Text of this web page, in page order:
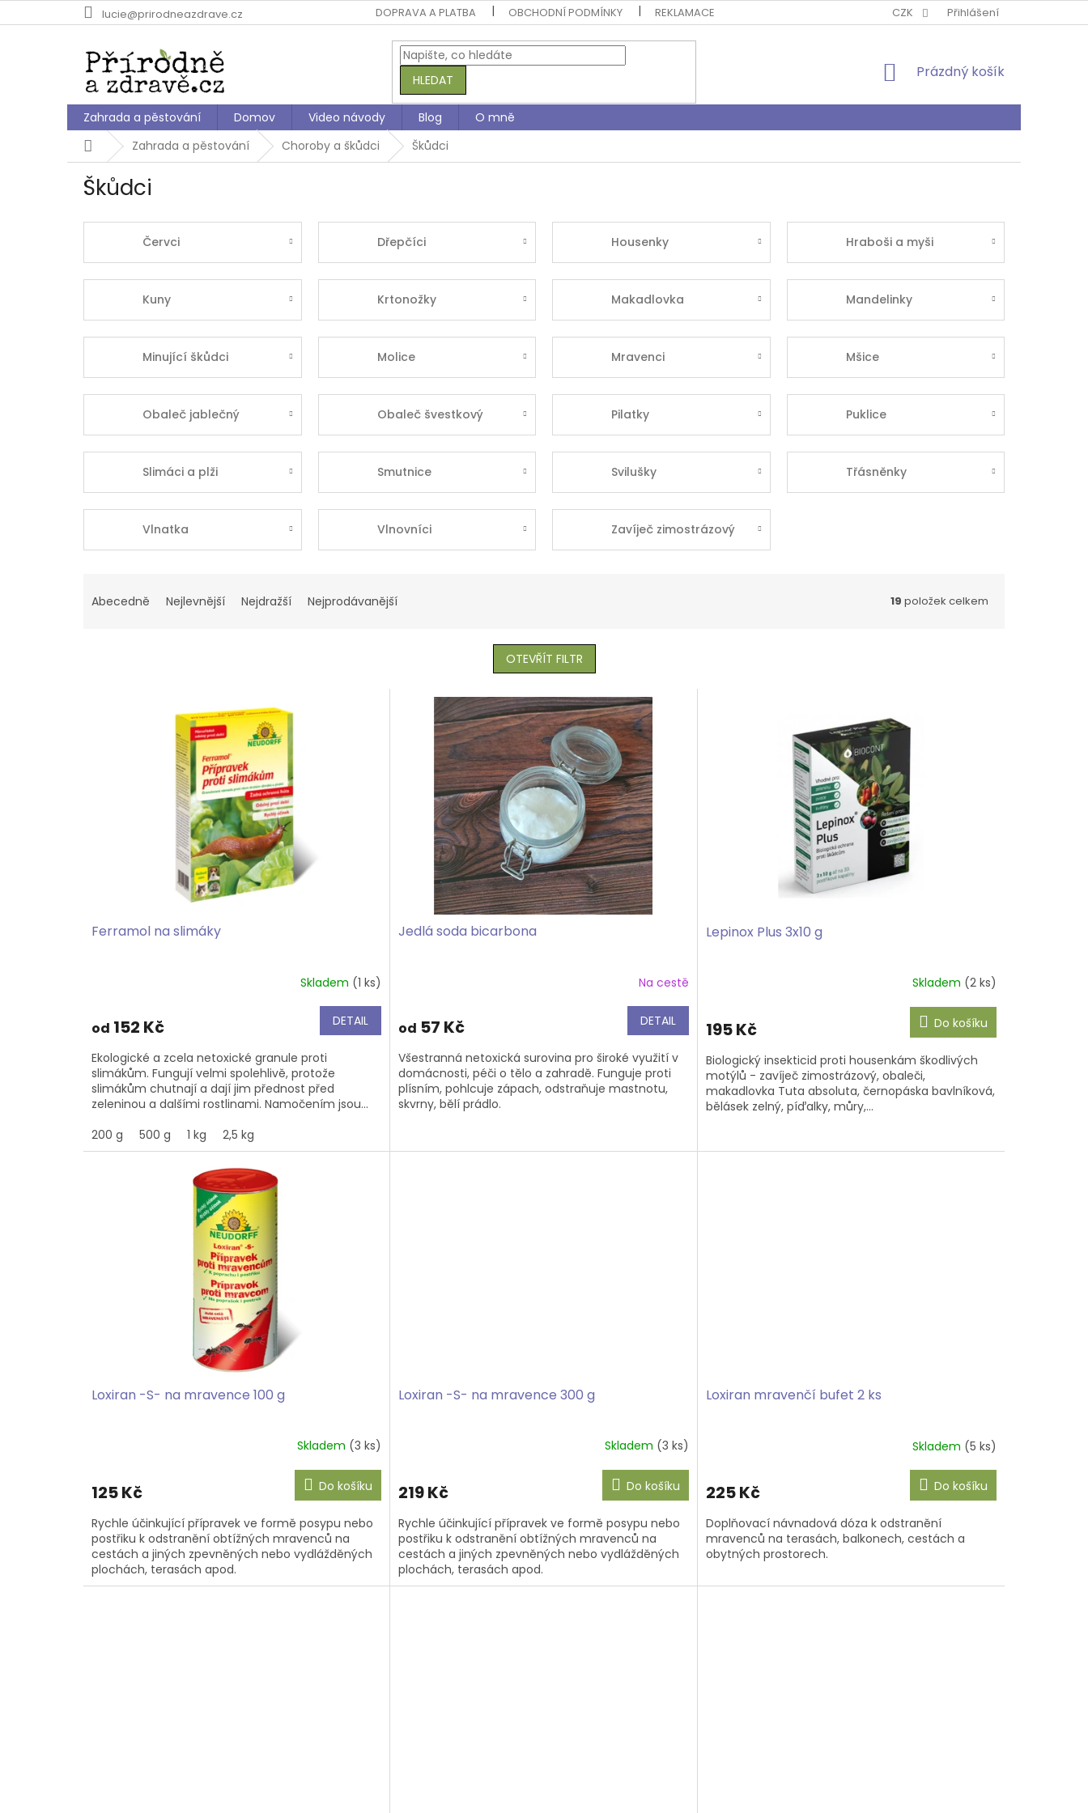
na
lucie@prirodneazdrave.cz DOPRAVA A PLATBA OBCHODNÍ PODMÍNKY REKLAMACE PODMÍNKY OCHRANY OSOBNÍCH ÚDAJŮ O MNĚ
CZK Přihlášení
HLEDAT
NÁKUPNÍ
Prázdný košík
Zahrada a pěstování Domov Video návody Blog
O mně
DomůZahrada a pěstování Choroby a škůdci Škůdci
Škůdci
Červci Dřepčíci Housenky Hraboši a myši
Kuny Krtonožky Makadlovka Mandelinky
Minující škůdci Molice Mravenci Mšice
Obaleč jablečný Obaleč švestkový Pilatky Puklice
Slimáci a plži Smutnice Svilušky Třásněnky
Vlnatka Vlnovníci Zavíječ zimostrázový
aAbecedně Nejlevnější Nejdražší Nejprodávanější 19 položek celkem
OTEVŘÍT FILTR
Ferramol na slimáky
Skladem (1 ks)
od 152 Kč DETAIL
Ekologické a zcela netoxické granule proti
slimákům. Fungují velmi spolehlivě, protože
slimákům chutnají a dají jim přednost před
zeleninou a dalšími rostlinami. Namočením jsou...
200 g
500 g 1 kg 2,5 kg
Jedlá soda bicarbona
Na cestě
od 57 Kč DETAIL
Všestranná netoxická surovina pro široké využití v
domácnosti, péči o tělo a zahradě. Funguje proti
plísním, pohlcuje zápach, odstraňuje mastnotu,
skvrny, bělí prádlo.
Lepinox Plus 3x10 g
Skladem (2 ks)
195 Kč Do košíku
Biologický insekticid proti housenkám škodlivých
motýlů - zavíječ zimostrázový, obaleči,
makadlovka Tuta absoluta, černopáska bavlníková,
bělásek zelný, píďalky, můry,...
Loxiran -S- na mravence 100 g
Skladem (3 ks)
125 Kč Do košíku
Rychle účinkující přípravek ve formě posypu nebo
postřiku k odstranění obtížných mravenců na
cestách a jiných zpevněných nebo vydlážděných
plochách, terasách apod.
Loxiran -S- na mravence 300 g
Skladem (3 ks)
219 Kč Do košíku
Rychle účinkující přípravek ve formě posypu nebo
postřiku k odstranění obtížných mravenců na
cestách a jiných zpevněných nebo vydlážděných
plochách, terasách apod.
Loxiran mravenčí bufet 2 ks
Skladem (5 ks)
225 Kč Do košíku
Doplňovací návnadová dóza k odstranění
mravenců na terasách, balkonech, cestách a
obytných prostorech.